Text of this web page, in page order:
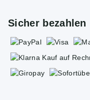
Sicher bezahlen